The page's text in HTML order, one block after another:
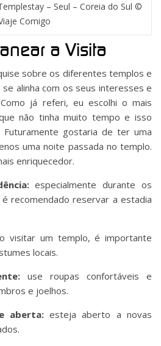
– Seul – Coreia do Sul ©
Comigo
a Visita
sobre os diferentes templos e
alinha com os seus interesses e
já referi, eu escolhi o mais
não tinha muito tempo e isso
Futuramente gostaria de ter uma
uma noite passada no templo.
enriquecedor.
especialmente durante os
recomendado reservar a estadia
visitar um templo, é importante
locais.
use roupas confortáveis e
e joelhos.
aberta:esteja aberto a novas